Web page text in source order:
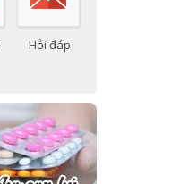
Hỏi đáp